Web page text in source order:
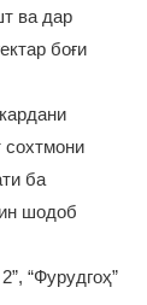
ва дар
боғи
сохтмони
ба
шодоб
“Фурудгоҳ”